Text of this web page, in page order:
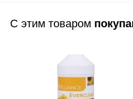
С этим товаром